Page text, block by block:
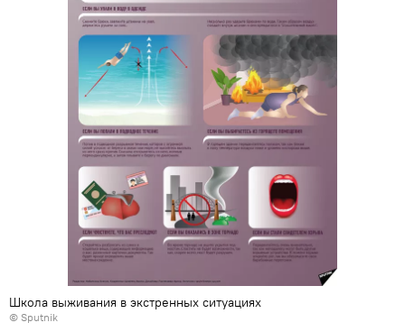
Школа выживания в экстренных ситуациях
© Sputnik